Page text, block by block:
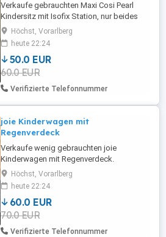
Verkaufe gebrauchten Maxi Cosi Pearl
Kindersitz mit Isofix Station, nur beides
zusammen erhältlich.
Höchst, Vorarlberg
heute 22:24
50.0 EUR
60.0 EUR
Verifizierte Telefonnummer
joie Kinderwagen mit
Regenverdeck
Verkaufe wenig gebrauchten joie
Kinderwagen mit Regenverdeck.
Höchst, Vorarlberg
heute 22:24
60.0 EUR
70.0 EUR
Verifizierte Telefonnummer